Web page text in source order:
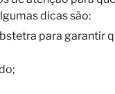
dicas são:
para garantir